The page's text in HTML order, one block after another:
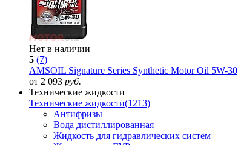
Нет в наличии
5 (7)
AMSOIL Signature Series Synthetic Motor Oil 5W-30
от 2 093 руб.
Технические жидкости
Технические жидкости(1213)
Антифризы
Вода дистиллированная
Жидкость для гидравлических систем